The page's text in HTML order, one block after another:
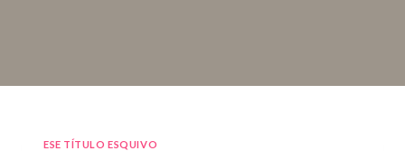
ESE TÍTULO ESQUIVO